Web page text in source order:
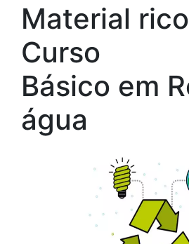
Material
Curso
Básico em
água